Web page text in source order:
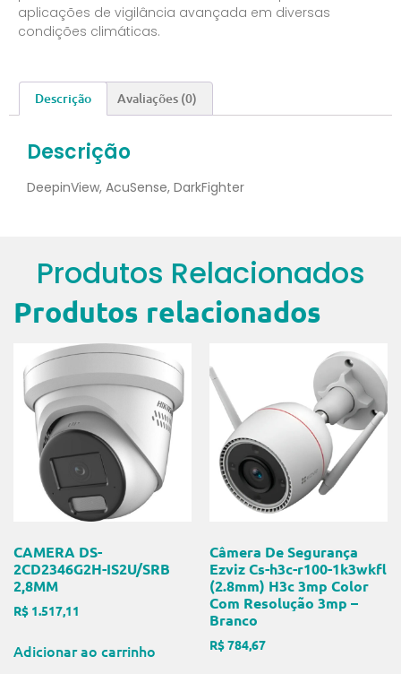
aplicações de vigilância avançada em diversas
condições climáticas.
Descrição Avaliações (0)
Descrição
DeepinView, AcuSense, DarkFighter
Produtos Relacionados
Produtos relacionados
CAMERA DS-
2CD2346G2H-IS2U/SRB
2,8MM
R$ 1.517,11
Adicionar ao carrinho
Câmera De Segurança
Ezviz Cs-h3c-r100-1k3wkfl
(2.8mm) H3c 3mp Color
Com Resolução 3mp –
Branco
R$784,67